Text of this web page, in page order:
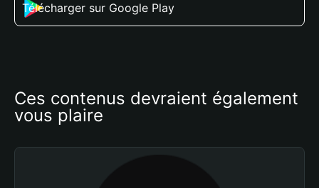
Télécharger sur Google Play
Ces contenus devraient également
vous plaire